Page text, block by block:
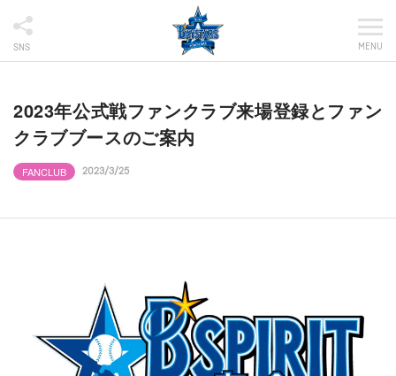
SNS MENU
2023年公式戦ファンクラブ来場登録とファン
クラブブースのご案内
FANCLUB 2023/3/25